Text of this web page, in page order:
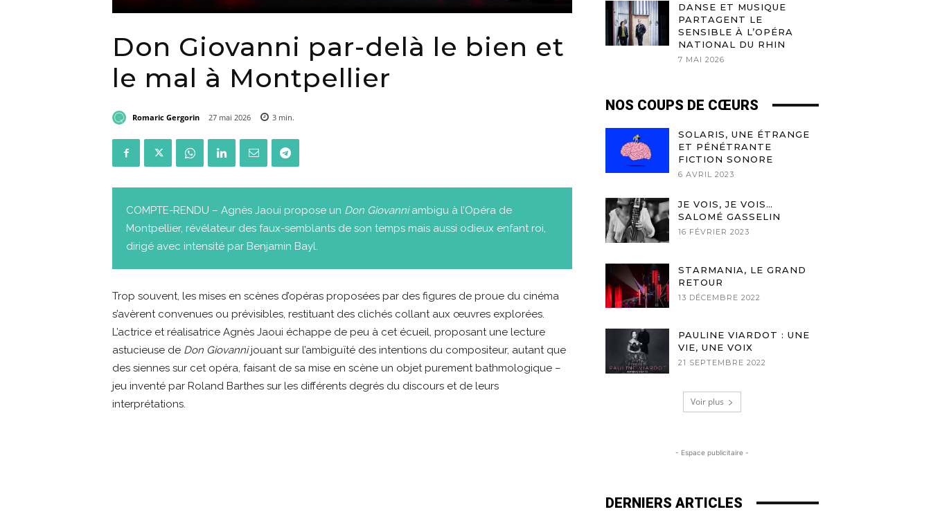
Don Giovanni par-delà le bien et
le mal à Montpellier
Romaric Gergorin 27 mai 2026 3 min.
COMPTE-RENDU – Agnès Jaoui propose un Don Giovanniambigu à l’Opéra de
Montpellier, révélateur des faux-semblants de son temps mais aussi odieux enfant roi,
dirigé avec intensité par Benjamin Bayl.
Trop souvent, les mises en scènes d’opéras proposées par des figures de proue du cinéma
s’avèrent convenues ou prévisibles, restituant des clichés collant aux œuvres explorées.
L’actrice et réalisatrice Agnès Jaoui échappe de peu à cet écueil, proposant une lecture
astucieuse de Don Giovannijouant sur l’ambiguïté des intentions du compositeur, autant que
des siennes sur cet opéra, faisant de sa mise en scène un objet purement bathmologique –
jeu inventé par Roland Barthes sur les différents degrés du discours et de leurs
interprétations.
DANSE ET MUSIQUE
PARTAGENT LE
SENSIBLE À L’OPÉRA
NATIONAL DU RHIN
7 MAI 2026
NOS COUPS DE CŒURS
SOLARIS, UNE ÉTRANGE
ET PÉNÉTRANTE
FICTION SONORE
6 AVRIL 2023
JE VOIS, JE VOIS…
SALOMÉ GASSELIN
16 FÉVRIER 2023
STARMANIA, LE GRAND
RETOUR
13 DÉCEMBRE 2022
PAULINE VIARDOT : UNE
VIE, UNE VOIX
21 SEPTEMBRE 2022
Voir plus
- Espace publicitaire -
DERNIERS ARTICLES